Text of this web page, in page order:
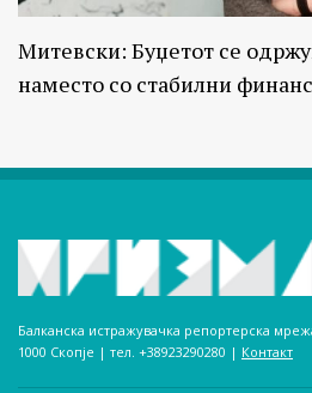
Митевски: Буџетот се
наместо со стабилни
Балканска истражувачка репортерска
1000 Скопје | тел. +38923290280­ | Контакт